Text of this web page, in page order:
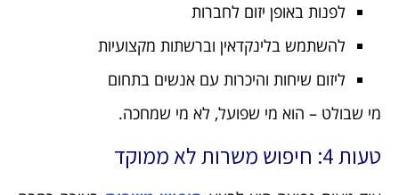
לפנות באופן יזום לחברות
להשתמש בלינקדאין וברשתות מקצועיות
ליזום שיחות והיכרות עם אנשים בתחום
מי שבולט – הוא מי שפועל, לא מי שמחכה.
טעות 4: חיפוש משרות לא ממוקד